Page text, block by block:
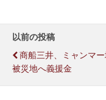
以前の投稿
商船三井、ミャンマ
被災地へ義援金